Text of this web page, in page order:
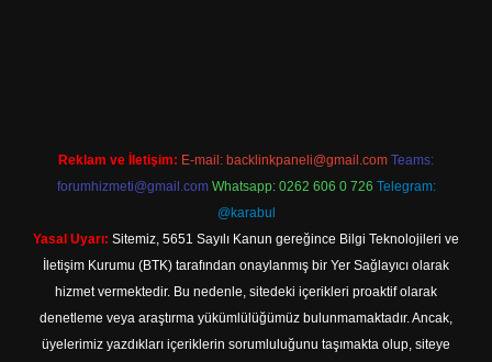
Reklam ve İletişim: E-mail: backlinkpaneli@gmail.com Teams:
forumhizmeti@gmail.com Whatsapp: 0262 606 0 726 Telegram:
@karabul
Yasal Uyarı: Sitemiz, 5651 Sayılı Kanun gereğince Bilgi Teknolojileri ve
İletişim Kurumu (BTK) tarafından onaylanmış bir Yer Sağlayıcı olarak
hizmet vermektedir. Bu nedenle, sitedeki içerikleri proaktif olarak
denetleme veya araştırma yükümlülüğümüz bulunmamaktadır. Ancak,
üyelerimiz yazdıkları içeriklerin sorumluluğunu taşımakta olup, siteye